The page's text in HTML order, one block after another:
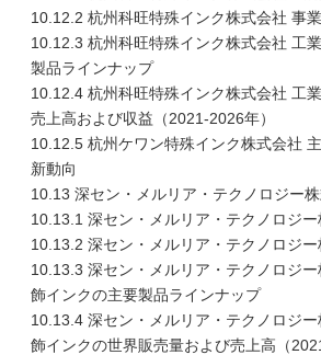
10.12.2 杭州科旺特殊インク株式会社 事
10.12.3 杭州科旺特殊インク株式会社 工
製品ラインナップ
10.12.4 杭州科旺特殊インク株式会社 工
売上高および収益（2021-2026年）
10.12.5 杭州ケワン特殊インク株式会社
新動向
10.13 深セン・メルリア・テクノロジー
10.13.1 深セン・メルリア・テクノロジ
10.13.2 深セン・メルリア・テクノロジ
10.13.3 深セン・メルリア・テクノロジ
飾インクの主要製品ラインナップ
10.13.4 深セン・メルリア・テクノロジ
飾インクの世界販売量および売上高（